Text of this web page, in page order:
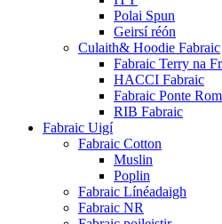
Polai Spun
Geirsí réón
Culaith& Hoodie Fabraic
Fabraic Terry na
HACCI Fabraic
Fabraic Ponte
RIB Fabraic
Fabraic Uigí
Fabraic Cotton
Muslin
Poplin
Fabraic Línéadaigh
Fabraic NR